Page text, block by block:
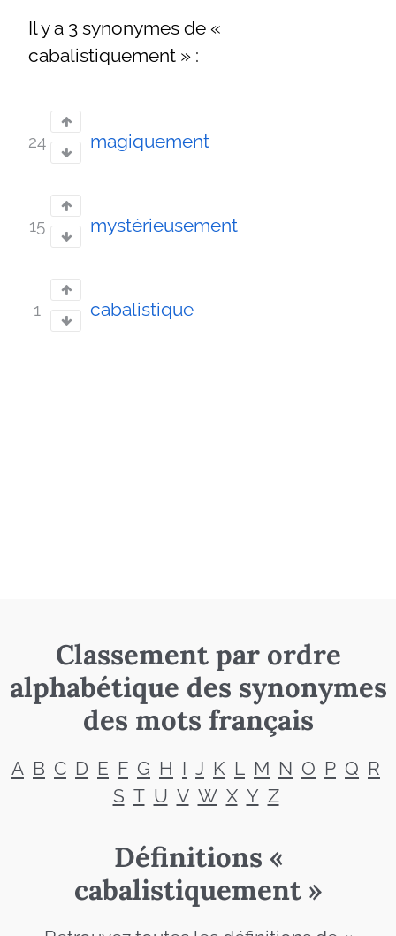
Il y a 3 synonymes de «
cabalistiquement » :
24 magiquement
15 mystérieusement
1 cabalistique
Classement par ordre
alphabétique des synonymes
des mots français
A B C D E F G H I J K L M N O P Q R
S T U V W X Y Z
Définitions «
cabalistiquement »